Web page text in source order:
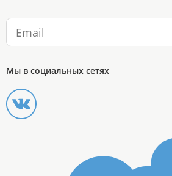
Мы в социальных сетях